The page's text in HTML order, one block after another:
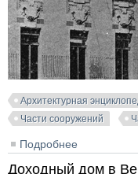
Архитектурная
Части сооружений
Подробнее
Доходный дом в